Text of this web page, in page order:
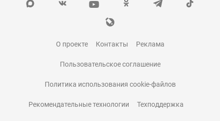
О проекте Контакты Реклама
Пользовательское соглашение
Политика использования cookie-файлов
Рекомендательные технологии Техподдержка